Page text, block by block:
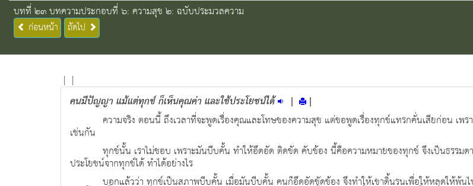
บทที่ ๒๓ บทความประกอบที่ ๖: ความสุข ๒: ฉบับประมวลความ
ก่อนหน้า ถัดไป
| |
คนมีปัญญา แม้แต่ทุกข์ ก็เห็นคุณค่า และใช้ประโยชน์ได้ | |
ความจริง ตอนนี้ ถึงเวลาที่จะพูดเรื่องคุณและโทษของความสุข แต่ขอพูดเรื่องทุกข์แทรกคั่นเสียก่อน
เช่นกัน
ทุกข์นั้น เราไม่ชอบ เพราะมันบีบคั้น ทำให้อึดอัด ติดขัด คับข้อง นี้คือความหมายของทุกข์ จึงเป็นธรรม
ประโยชน์จากทุกข์ได้ ทำได้อย่างไร
บอกแล้วว่า ทุกข์เป็นสภาพบีบคั้น เมื่อมันบีบคั้น คนก็อึดอัดขัดข้อง จึงทำให้เขาดิ้นรนเพื่อให้หลุดให้พ้นไ